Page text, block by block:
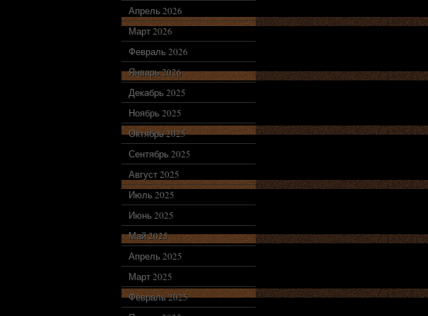
Апрель 2026
Март 2026
Февраль 2026
Январь 2026
Декабрь 2025
Ноябрь 2025
Октябрь 2025
Сентябрь 2025
Август 2025
Июль 2025
Июнь 2025
Май 2025
Апрель 2025
Март 2025
Февраль 2025